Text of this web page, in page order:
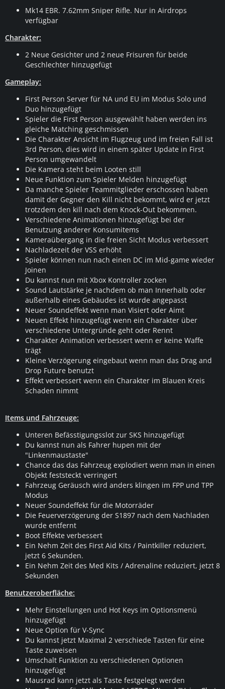
Mk14 EBR. 7.62mm Sniper Rifle. Nur in Airdrops
verfügbar
Charakter:
2 Neue Gesichter und 2 neue Frisuren für beide
Geschlechter hinzugefügt
Gameplay:
First Person Server für NA und EU im Modus Solo und
Duo hinzugefügt
Spieler die First Person ausgewählt haben werden ins
gleiche Matching geschmissen
Die Charakter Ansicht im Flugzeug und im freien Fall ist
3rd Person, dies wird in einem später Update in First
Person umgewandelt
Die Kamera steht beim Looten still
Neue Funktion zum Spieler Melden hinzugefügt
Da manche Spieler Teammitglieder erschossen haben
damit der Gegner den Kill nicht bekommt, wird er jetzt
trotzdem den kill nach dem Knock-Out bekommen.
Verschiedene Animationen hinzugefügt bei der
Benutzung anderer Konsumitems
Kameraübergang in die freien Sicht Modus verbessert
Nachladezeit der VSS erhöht
Spieler können nun nach einen DC im Mid-game wieder
Joinen
Du kannst nun mit Xbox Kontroller zocken
Sound Lautstärke je nachdem ob man Innerhalb oder
außerhalb eines Gebäudes ist wurde angepasst
Neuer Soundeffekt wenn man Visiert oder Aimt
Neuen Effekt hinzugefügt wenn ein Charakter über
verschiedene Untergründe geht oder Rennt
Charakter Animation verbessert wenn er keine Waffe
trägt
Kleine Verzögerung eingebaut wenn man das Drag and
Drop Future benutzt
Effekt verbessert wenn ein Charakter im Blauen Kreis
Schaden nimmt
Items und Fahrzeuge:
Unteren Befässtigungsslot zur SKS hinzugefügt
Du kannst nun als Fahrer hupen mit der
"Linkenmaustaste"
Chance das das Fahrzeug explodiert wenn man in einen
Objekt feststeckt verringert
Fahrzeug Geräusch wird anders klingen im FPP und TPP
Modus
Neuer Soundeffekt für die Motorräder
Die Feuerverzögerung der S1897 nach dem Nachladen
wurde entfernt
Boot Effekte verbessert
Ein Nehm Zeit des First Aid Kits / Paintkiller reduziert,
jetzt 6 Sekunden.
Ein Nehm Zeit des Med Kits / Adrenaline reduziert, jetzt 8
Sekunden
Benutzeroberfläche:
Mehr Einstellungen und Hot Keys im Optionsmenü
hinzugefügt
Neue Option für V-Sync
Du kannst jetzt Maximal 2 verschiede Tasten für eine
Taste zuweisen
Umschalt Funktion zu verschiedenen Optionen
hinzugefügt
Mausrad kann jetzt als Taste festgelegt werden